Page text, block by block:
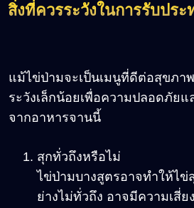
สิ่งที่ควรระวังในการรับปร
แม้ไข่ป่ามจะเป็นเมนูที่ดีต่อสุขภา
ระวังเล็กน้อยเพื่อความปลอดภัย
จากอาหารจานนี้
สุกทั่วถึงหรือไม่
ไข่ป่ามบางสูตรอาจทำให้ไข่
ย่างไม่ทั่วถึง อาจมีความเสี่ย